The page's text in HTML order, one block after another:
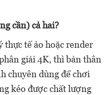
cần) cả hai?
thực tế ảo hoặc render
giải 4K, thì bản thân
chuyên dùng để chơi
kéo được chất lượng